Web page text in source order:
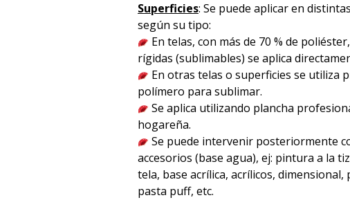
Superficies: Se puede aplicar en
según su tipo:
En telas, con más de 70 % de
rígidas (sublimables) se aplica
En otras telas o superficies se utiliza
polímero para sublimar.
Se aplica utilizando plancha
hogareña.
Se puede intervenir posteriormente
accesorios (base agua), ej: pintura a la
tela, base acrílica, acrílicos, dimensional,
pasta puff, etc.